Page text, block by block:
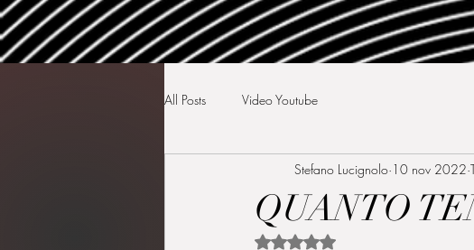
All Posts Video Youtube
QUANTO
Stefano Lucignolo 10 nov 2022
Valutazione NaN stelle su 5.